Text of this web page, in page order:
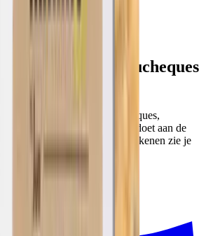
van warmte
Cadeaucheques
betalen met Ecocheques,
wanneer het voldoet aan de
uitgever. Tijdens het afrekenen zie je
beschikbaar zijn.